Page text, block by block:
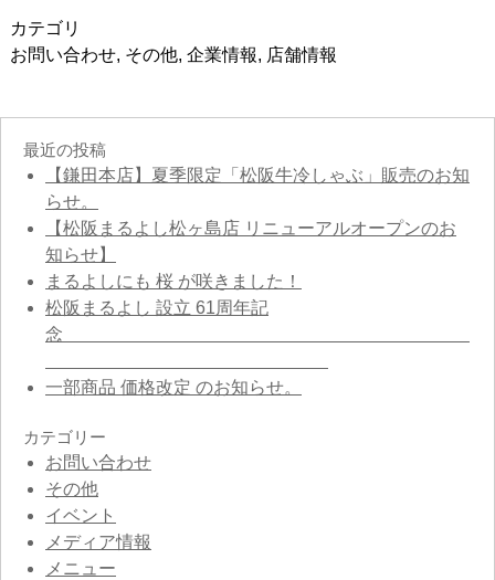
カテゴリ
お問い合わせ, その他, 企業情報, 店舗情報
最近の投稿
【鎌田本店】夏季限定「松阪牛冷しゃぶ」販売のお知
らせ。
【松阪まるよし松ヶ島店 リニューアルオープンのお
知らせ】
まるよしにも 桜 が咲きました！
松阪まるよし 設立 61周年記
念
一部商品 価格改定 のお知らせ。
カテゴリー
お問い合わせ
その他
イベント
メディア情報
メニュー